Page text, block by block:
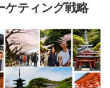
ケティング戦略